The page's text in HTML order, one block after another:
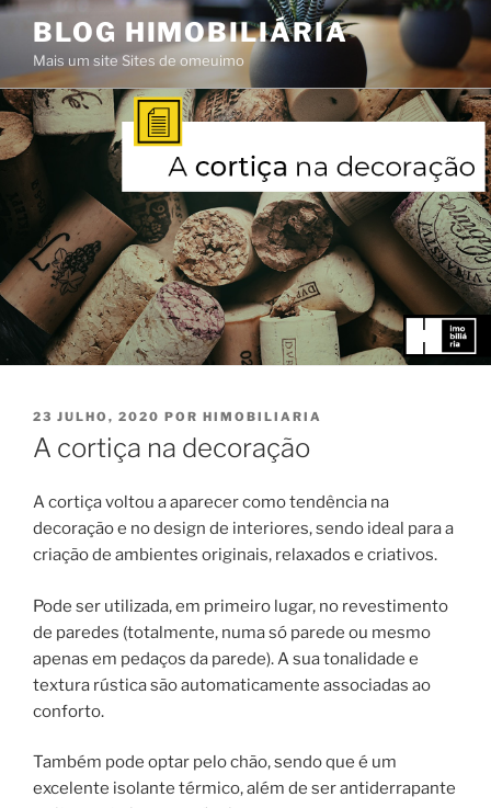
Saltar
conteúdo
BLOG HIMOBILIÁRIA
Mais um site Sites de omeuimo
PUBLICADO
EM
23 JULHO, 2020 POR HIMOBILIARIA
A cortiça na decoração
A cortiça voltou a aparecer como tendência na
decoração e no design de interiores, sendo ideal para a
criação de ambientes originais, relaxados e criativos.
Pode ser utilizada, em primeiro lugar, no revestimento
de paredes (totalmente, numa só parede ou mesmo
apenas em pedaços da parede). A sua tonalidade e
textura rústica são automaticamente associadas ao
conforto.
Também pode optar pelo chão, sendo que é um
excelente isolante térmico, além de ser antiderrapante